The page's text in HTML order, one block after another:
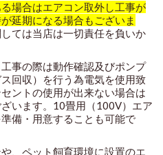
場合はエアコン取外し工事が
延期になる場合もございま
ては当店は一切責任を負いか
事の際は動作確認及びポンプ
回収）を行う為電気を使用致
ントの使用が出来ない場合は
います。10畳用（100V）エア
備・用意することも可能で
、ペット飼育環境に設置のエ